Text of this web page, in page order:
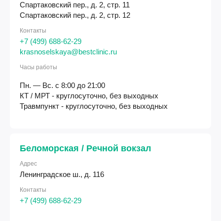
Спартаковский пер., д. 2, стр. 11
Спартаковский пер., д. 2, стр. 12
Контакты
+7 (499) 688-62-29
krasnoselskaya@bestclinic.ru
Часы работы
Пн. — Вс. с 8:00 до 21:00
КТ / МРТ - круглосуточно, без выходных
Травмпункт - круглосуточно, без выходных
Беломорская / Речной вокзал
Адрес
Ленинградское ш., д. 116
Контакты
+7 (499) 688-62-29